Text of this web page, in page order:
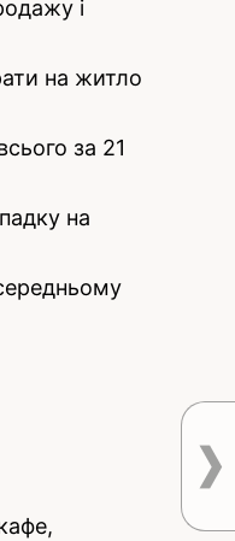
і
на житло
за 21
на